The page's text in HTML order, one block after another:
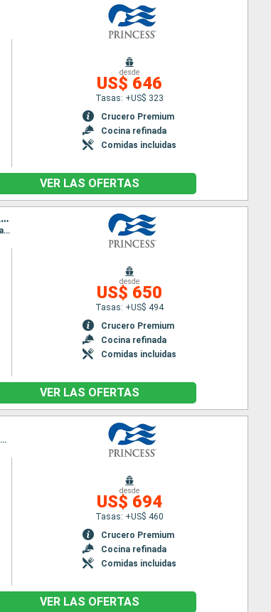
desde
US$ 646
Tasas: +US$ 323
Crucero Premium
Cocina refinada
Comidas incluidas
VER LAS OFERTAS
ESTADOS UNIDOS, REPÚBLICA DOMINICANA, PUERTO RICO, SAN MARTÍN, ANTIGUA Y BARBUDA
Itinerario : Fort Lauderdale, Grand Turk, Amber Cove, San Juan, Saint Martin (Antilles Néerlandaises), Antigua, South Friar's beach, Fort Lauderdale
desde
US$ 650
Tasas: +US$ 494
Crucero Premium
Cocina refinada
Comidas incluidas
VER LAS OFERTAS
Itinerario : Fort Lauderdale, San Thomas, South Friar's beach, Antigua, Santa Lucia, Saint Martin (Antilles Néerlandaises), Fort Lauderdale
desde
US$ 694
Tasas: +US$ 460
Crucero Premium
Cocina refinada
Comidas incluidas
VER LAS OFERTAS